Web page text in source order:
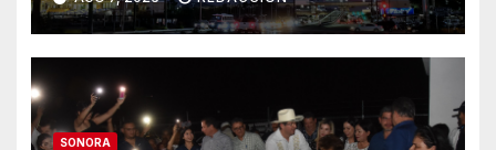
44°C y 70% de probabilidad
de lluvia
SONORA